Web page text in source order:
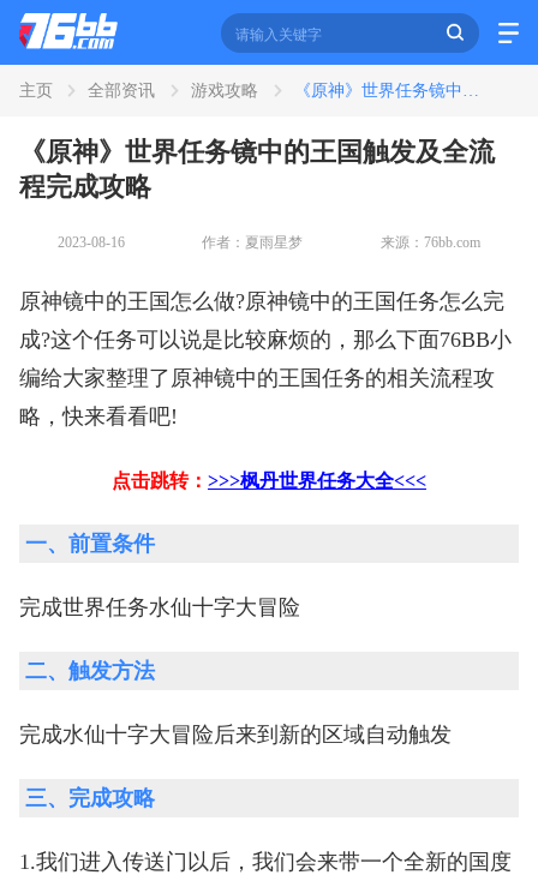
资讯
全部 新闻 攻略 教程 专区
全部 影音 阅读
主页 全部资讯 游戏攻略
《原神》世界任务镜中的王国触发及全流
程完成攻略
2023-08-16 作者：夏雨星梦 来源：76bb.com
原神镜中的王国怎么做?原神镜中的王国任务怎么完
成?这个任务可以说是比较麻烦的，那么下面76BB小
编给大家整理了原神镜中的王国任务的相关流程攻
略，快来看看吧!
点击跳转： >>>枫丹世界任务大全<<<
一、前置条件
完成世界任务水仙十字大冒险
二、触发方法
完成水仙十字大冒险后来到新的区域自动触发
三、完成攻略
1.我们进入传送门以后，我们会来带一个全新的国度